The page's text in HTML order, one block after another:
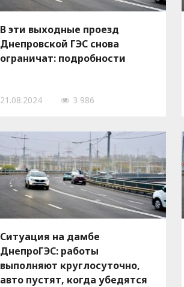
В эти выходные проезд
Днепровской ГЭС снова
ограничат: подробности
21.08.2024 3 986
Ситуация на дамбе
ДнепроГЭС: работы
выполняют круглосуточно,
авто пустят, когда убедятся